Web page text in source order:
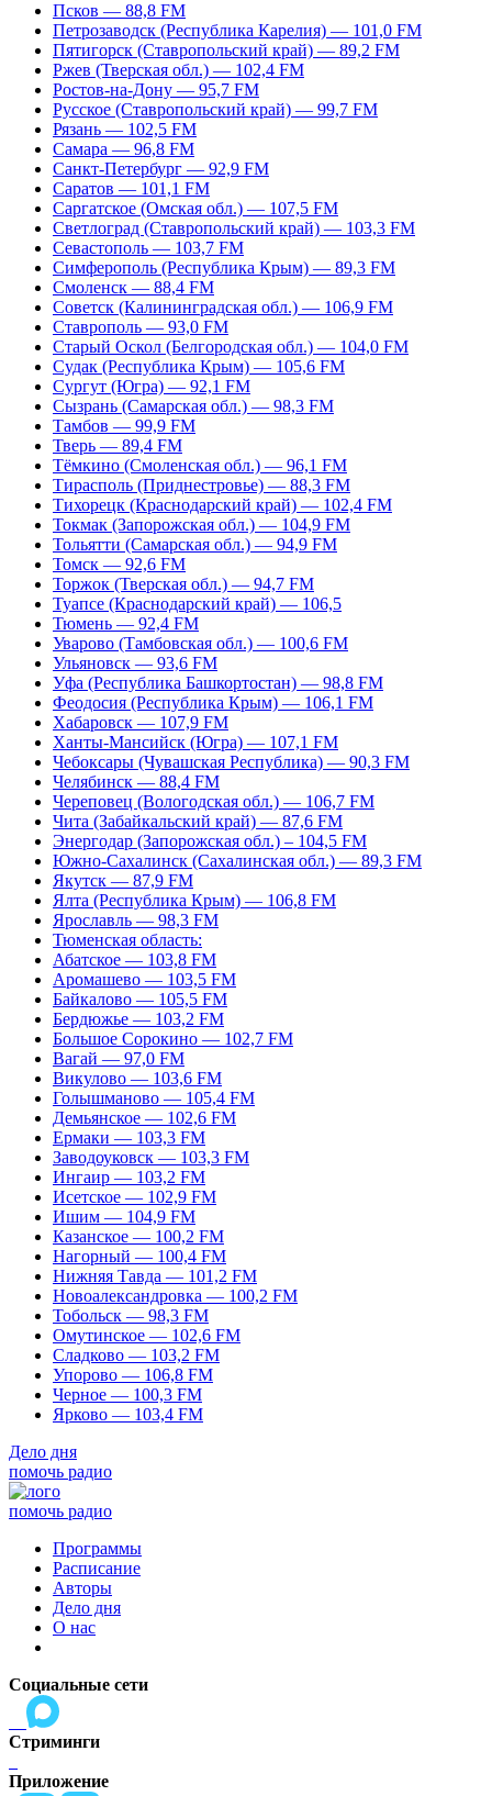
Псков — 88,8 FM
Петрозаводск (Республика Карелия) — 101,0 FM
Пятигорск (Ставропольский край) — 89,2 FM
Ржев (Тверская обл.) — 102,4 FM
Ростов-на-Дону — 95,7 FM
Русское (Ставропольский край) — 99,7 FM
Рязань — 102,5 FM
Самара — 96,8 FM
Санкт-Петербург — 92,9 FM
Саратов — 101,1 FM
Саргатское (Омская обл.) — 107,5 FM
Светлоград (Ставропольский край) — 103,3 FM
Севастополь — 103,7 FM
Симферополь (Республика Крым) — 89,3 FM
Смоленск — 88,4 FM
Советск (Калининградская обл.) — 106,9 FM
Ставрополь — 93,0 FM
Старый Оскол (Белгородская обл.) — 104,0 FM
Судак (Республика Крым) — 105,6 FM
Сургут (Югра) — 92,1 FM
Сызрань (Самарская обл.) — 98,3 FM
Тамбов — 99,9 FM
Тверь — 89,4 FM
Тёмкино (Смоленская обл.) — 96,1 FM
Тирасполь (Приднестровье) — 88,3 FM
Тихорецк (Краснодарский край) — 102,4 FM
Токмак (Запорожская обл.) — 104,9 FM
Тольятти (Самарская обл.) — 94,9 FM
Томск — 92,6 FM
Торжок (Тверская обл.) — 94,7 FM
Туапсе (Краснодарский край) — 106,5
Тюмень — 92,4 FM
Уварово (Тамбовская обл.) — 100,6 FM
Ульяновск — 93,6 FM
Уфа (Республика Башкортостан) — 98,8 FM
Феодосия (Республика Крым) — 106,1 FM
Хабаровск — 107,9 FM
Ханты-Мансийск (Югра) — 107,1 FM
Чебоксары (Чувашская Республика) — 90,3 FM
Челябинск — 88,4 FM
Череповец (Вологодская обл.) — 106,7 FM
Чита (Забайкальский край) — 87,6 FM
Энергодар (Запорожская обл.) – 104,5 FM
Южно-Сахалинск (Сахалинская обл.) — 89,3 FM
Якутск — 87,9 FM
Ялта (Республика Крым) — 106,8 FM
Ярославль — 98,3 FM
Тюменская область:
Абатское — 103,8 FM
Аромашево — 103,5 FM
Байкалово — 105,5 FM
Бердюжье — 103,2 FM
Большое Сорокино — 102,7 FM
Вагай — 97,0 FM
Викулово — 103,6 FM
Голышманово — 105,4 FM
Демьянское — 102,6 FM
Ермаки — 103,3 FM
Заводоуковск — 103,3 FM
Ингаир — 103,2 FM
Исетское — 102,9 FM
Ишим — 104,9 FM
Казанское — 100,2 FM
Нагорный — 100,4 FM
Нижняя Тавда — 101,2 FM
Новоалександровка — 100,2 FM
Тобольск — 98,3 FM
Омутинское — 102,6 FM
Сладково — 103,2 FM
Упорово — 106,8 FM
Черное — 100,3 FM
Ярково — 103,4 FM
Дело дня
помочь радио
помочь радио
Программы
Расписание
Авторы
Дело дня
О нас
Социальные сети
Стриминги
Приложение